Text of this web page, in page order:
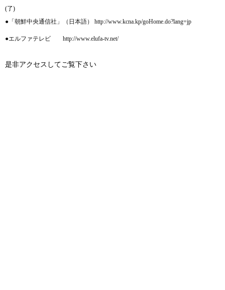
(了)
●「朝鮮中央通信社」（日本語） http://www.kcna.kp/goHome.do?lang=jp
●エルファテレビ http://www.elufa-tv.net/
是非アクセスしてご覧下さい